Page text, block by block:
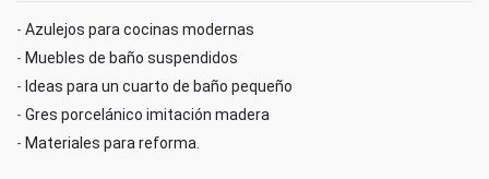
- Azulejos para cocinas modernas
- Muebles de baño suspendidos
- Ideas para un cuarto de baño pequeño
- Gres porcelánico imitación madera
- Materiales para reforma.